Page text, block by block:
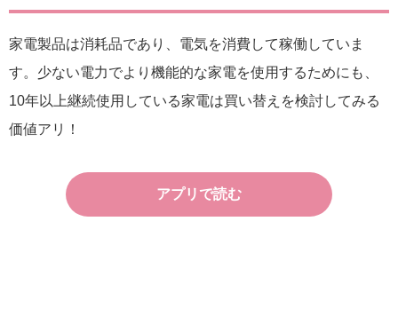
家電製品は消耗品であり、電気を消費して稼働していま
す。少ない電力でより機能的な家電を使用するためにも、
10年以上継続使用している家電は買い替えを検討してみる
価値アリ！
アプリで読む